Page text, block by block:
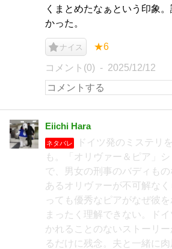
くまとめたなぁという印象
かった。
ナイス ★6
コメント(0) 2025/12/12
Eiichi Hara
ネタバレ
ドイツ発のミステリ
も。「オリヴァー＆ピア」
で、男女の刑事のバディも
あるオリヴァーが不可解な
っても優秀なピアがなぜ彼
まったく理解できない。ド
かれることのないストーリ
るだけに残念。夫と一緒に